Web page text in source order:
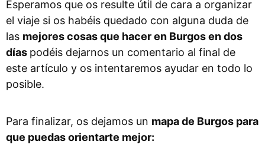
Esperamos que os resulte útil de cara a organizar
el viaje si os habéis quedado con alguna duda de
las mejores cosas que hacer en Burgos en dos
días podéis dejarnos un comentario al final de
este artículo y os intentaremos ayudar en todo lo
posible.
Para finalizar, os dejamos un mapa de Burgos para
que puedas orientarte mejor: